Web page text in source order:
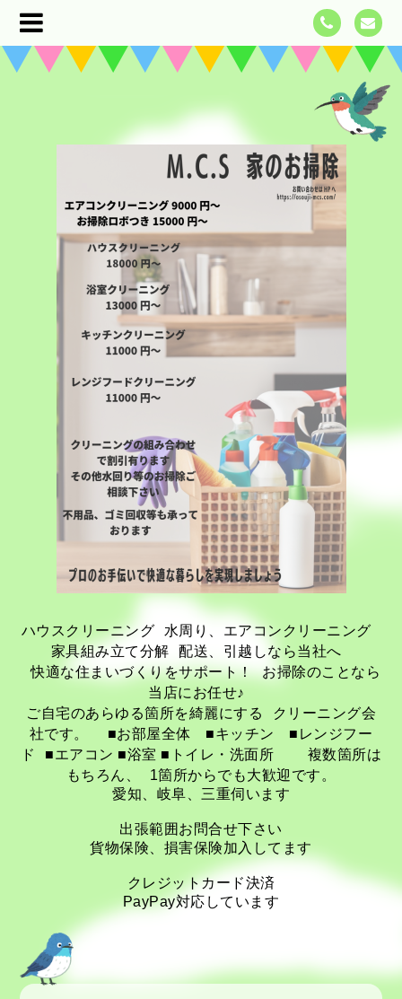
ハウスクリーニング 水周り、エアコンクリーニング
家具組み立て分解 配送、引越しなら当社へ
快適な住まいづくりをサポート！ お掃除のことなら
当店にお任せ♪
ご自宅のあらゆる箇所を綺麗にする クリーニング会
社です。 ■お部屋全体 ■キッチン ■レンジフー
ド ■エアコン ■浴室 ■トイレ・洗面所 複数箇所は
もちろん、 1箇所からでも大歓迎です。
愛知、岐阜、三重伺います
出張範囲お問合せ下さい
貨物保険、損害保険加入してます
クレジットカード決済
PayPay対応しています